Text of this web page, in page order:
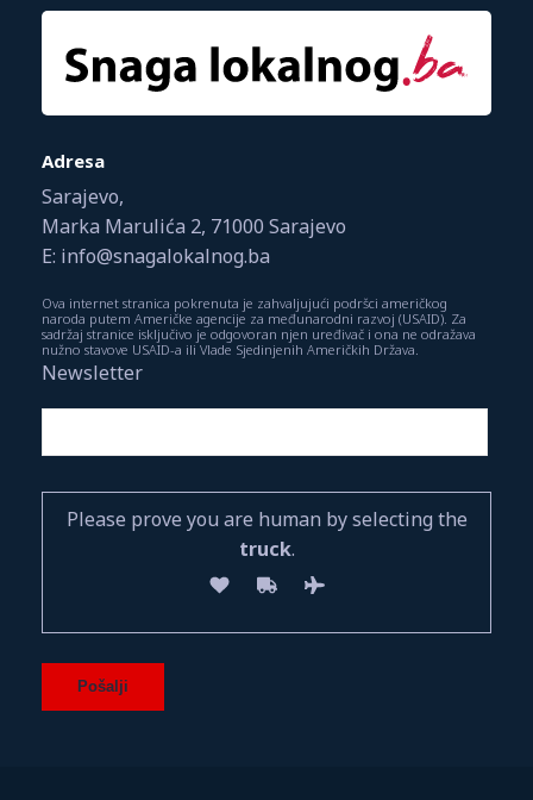
Adresa
Sarajevo,
Marka Marulića 2, 71000 Sarajevo
E: info@snagalokalnog.ba
Ova internet stranica pokrenuta je zahvaljujući podršci američkog
naroda putem Američke agencije za međunarodni razvoj (USAID). Za
sadržaj stranice isključivo je odgovoran njen uređivač i ona ne odražava
nužno stavove USAID-a ili Vlade Sjedinjenih Američkih Država.
Newsletter
Please prove you are human by selecting the
truck.